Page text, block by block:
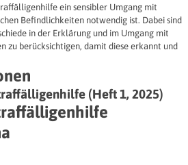
ein sensibler Umgang mit
Befindlichkeiten notwendig ist. Dabei sind
in der Erklärung und im Umgang mit
zu berücksichtigen, damit diese erkannt und
(Heft 1, 2025)